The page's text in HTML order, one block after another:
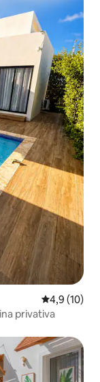
4,9 de uma
4,9 (10)
privativa